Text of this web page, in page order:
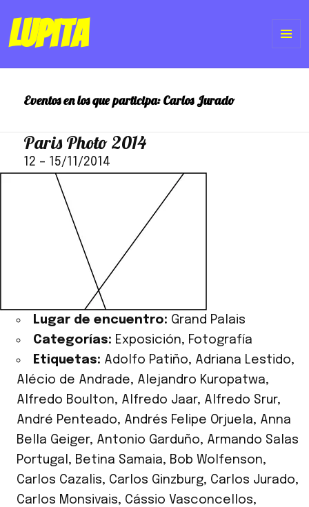
Lupita
Eventos en los que participa:Carlos Jurado
Paris Photo 2014
12 – 15/11/2014
Lugar de encuentro: Grand Palais
Categorías: Exposición, Fotografía
Etiquetas: Adolfo Patiño, Adriana Lestido,
Alécio de Andrade, Alejandro Kuropatwa,
Alfredo Boulton, Alfredo Jaar, Alfredo Srur,
André Penteado, Andrés Felipe Orjuela, Anna
Bella Geiger, Antonio Garduño, Armando Salas
Portugal , Betina Samaia, Bob Wolfenson,
Carlos Cazalis, Carlos Ginzburg, Carlos Jurado,
Carlos Monsivais, Cássio Vasconcellos,